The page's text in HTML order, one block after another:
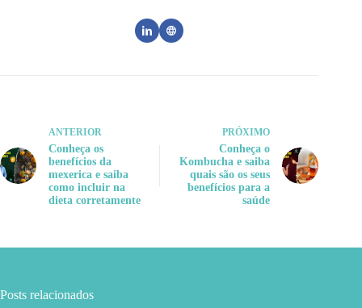
ANTERIOR
Conheça os
benefícios da
mexerica e saiba
como incluir na
dieta corretamente
PRÓXIMO
Conheça o
Kombucha e saiba
quais são os seus
benefícios para a
saúde
Posts relacionados